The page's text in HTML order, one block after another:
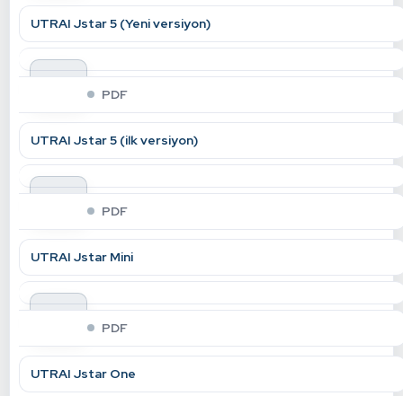
UTRAI Jstar 5 (Yeni versiyon)
indir
PDF
UTRAI Jstar 5 (ilk versiyon)
indir
PDF
UTRAI Jstar Mini
indir
PDF
UTRAI Jstar One